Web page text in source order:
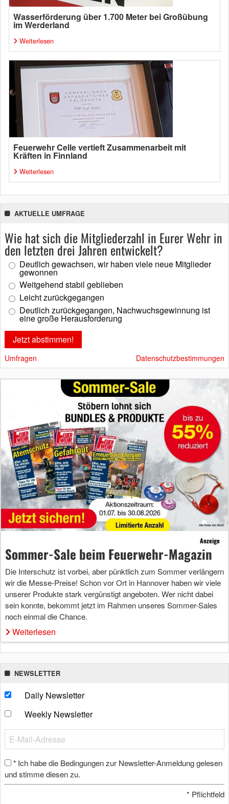
Wasserförderung über 1.700 Meter bei Großübung
im Werderland
Weiterlesen
Feuerwehr Celle vertieft Zusammenarbeit mit
Kräften in Finnland
Weiterlesen
AKTUELLE UMFRAGE
Wie hat sich die Mitgliederzahl in Eurer Wehr in
den letzten drei Jahren entwickelt?
Deutlich gewachsen, wir haben viele neue Mitglieder
gewonnen
Weitgehend stabil geblieben
Leicht zurückgegangen
Deutlich zurückgegangen, Nachwuchsgewinnung ist
eine große Herausforderung
Umfragen Datenschutzbestimmungen
Anzeige
Sommer-Sale beim Feuerwehr-Magazin
Die Interschutz ist vorbei, aber pünktlich zum Sommer verlängern
wir die Messe-Preise! Schon vor Ort in Hannover haben wir viele
unserer Produkte stark vergünstigt angeboten. Wer nicht dabei
sein konnte, bekommt jetzt im Rahmen unseres Sommer-Sales
noch einmal die Chance.
Weiterlesen
NEWSLETTER
Daily Newsletter
Weekly Newsletter
* Ich habe die Bedingungen zur Newsletter-Anmeldung gelesen
und stimme diesen zu.
* Pflichtfeld